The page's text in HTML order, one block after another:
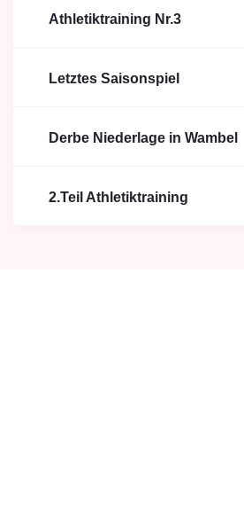
Athletiktraining Nr.3
Letztes Saisonspiel
Derbe Niederlage in Wambel
2.Teil Athletiktraining